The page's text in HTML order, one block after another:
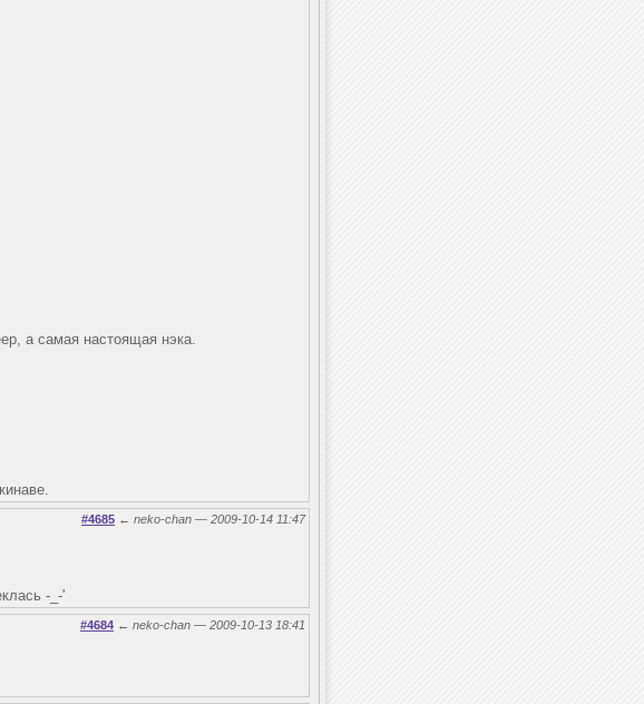
а самая настоящая нэка.
#4685 ← neko-chan — 2009-10-14 11:47
-_-'
#4684 ← neko-chan — 2009-10-13 18:41